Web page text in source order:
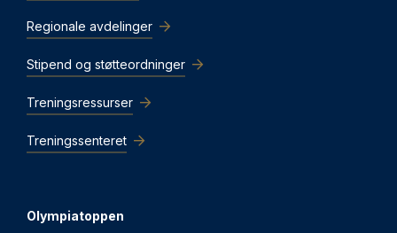
Regionale avdelinger
Stipend og støtteordninger
Treningsressurser
Treningssenteret
Olympiatoppen